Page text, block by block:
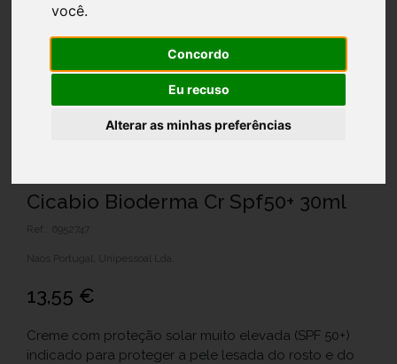
você.
Concordo
Eu recuso
Alterar as minhas preferências
Cicabio Bioderma Cr Spf50+ 30ml
Ref.: 6952747
Naos Portugal, Unipessoal Lda.
13,55 €
Creme com proteção solar muito elevada (SPF 50+)
indicado para proteger a pele lesada do rosto e do